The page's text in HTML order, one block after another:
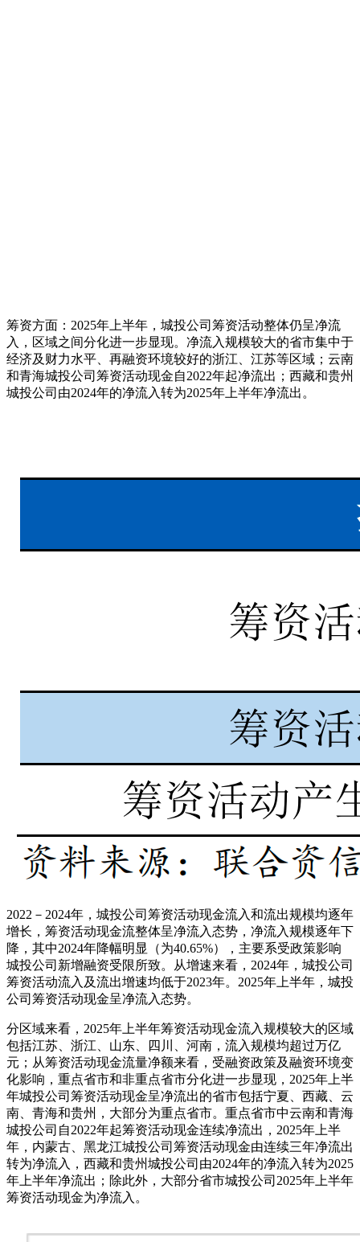
筹资方面：2025年上半年，城投公司筹资活动整体仍呈净流
入，区域之间分化进一步显现。净流入规模较大的省市集中于
经济及财力水平、再融资环境较好的浙江、江苏等区域；云南
和青海城投公司筹资活动现金自2022年起净流出；西藏和贵州
城投公司由2024年的净流入转为2025年上半年净流出。
2022－2024年，城投公司筹资活动现金流入和流出规模均逐年
增长，筹资活动现金流整体呈净流入态势，净流入规模逐年下
降，其中2024年降幅明显（为40.65%），主要系受政策影响
城投公司新增融资受限所致。从增速来看，2024年，城投公司
筹资活动流入及流出增速均低于2023年。2025年上半年，城投
公司筹资活动现金呈净流入态势。
分区域来看，2025年上半年筹资活动现金流入规模较大的区域
包括江苏、浙江、山东、四川、河南，流入规模均超过万亿
元；从筹资活动现金流量净额来看，受融资政策及融资环境变
化影响，重点省市和非重点省市分化进一步显现，2025年上半
年城投公司筹资活动现金呈净流出的省市包括宁夏、西藏、云
南、青海和贵州，大部分为重点省市。重点省市中云南和青海
城投公司自2022年起筹资活动现金连续净流出，2025年上半
年，内蒙古、黑龙江城投公司筹资活动现金由连续三年净流出
转为净流入，西藏和贵州城投公司由2024年的净流入转为2025
年上半年净流出；除此外，大部分省市城投公司2025年上半年
筹资活动现金为净流入。